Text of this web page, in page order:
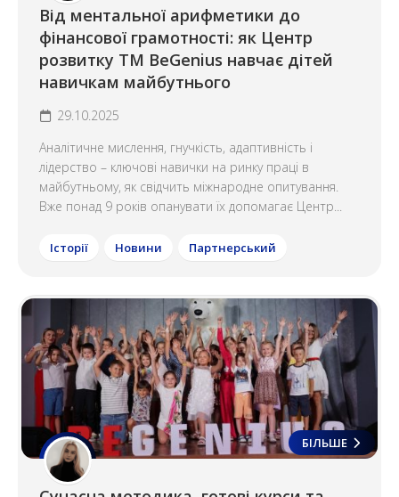
Від ментальної арифметики до
фінансової грамотності: як Центр
розвитку ТМ BeGenius навчає дітей
навичкам майбутнього
29.10.2025
Аналітичне мислення, гнучкість, адаптивність і
лідерство – ключові навички на ринку праці в
майбутньому, як свідчить міжнародне опитування.
Вже понад 9 років опанувати їх допомагає Центр...
Історії Новини Партнерський
БІЛЬШЕ